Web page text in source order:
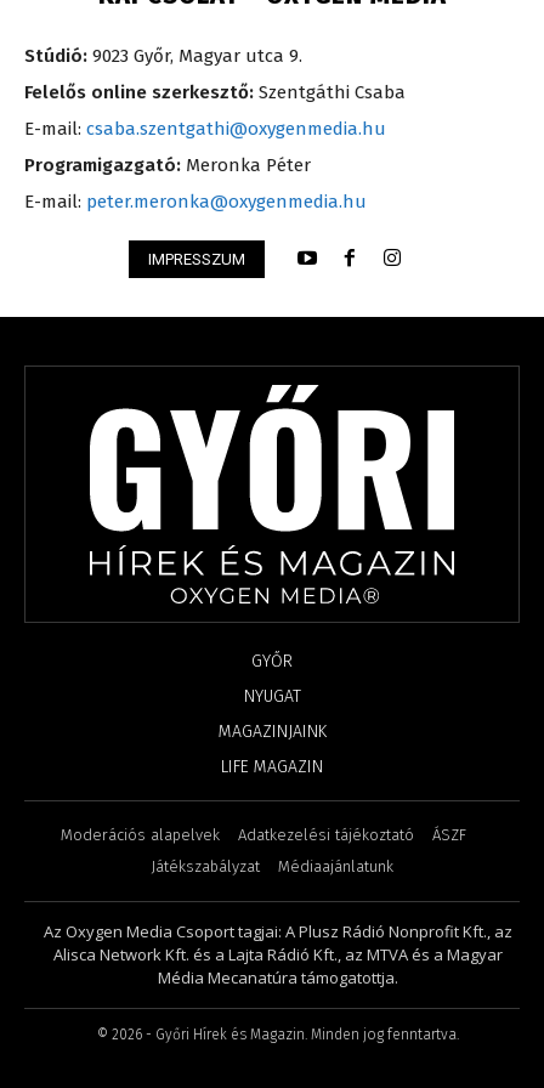
Stúdió: 9023 Győr, Magyar utca 9.
Felelős online szerkesztő: Szentgáthi Csaba
E-mail: csaba.szentgathi@oxygenmedia.hu
Programigazgató: Meronka Péter
E-mail: peter.meronka@oxygenmedia.hu
IMPRESSZUM
GYŐR
NYUGAT
MAGAZINJAINK
LIFE MAGAZIN
Moderációs alapelvek Adatkezelési tájékoztató
ÁSZF
Játékszabályzat
Médiaajánlatunk
Az Oxygen Media Csoport tagjai: A Plusz Rádió Nonprofit Kft., az
Alisca Network Kft. és a Lajta Rádió Kft., az MTVA és a Magyar
Média Mecanatúra támogatottja.
© 2026 - Győri Hírek és Magazin. Minden jog fenntartva.